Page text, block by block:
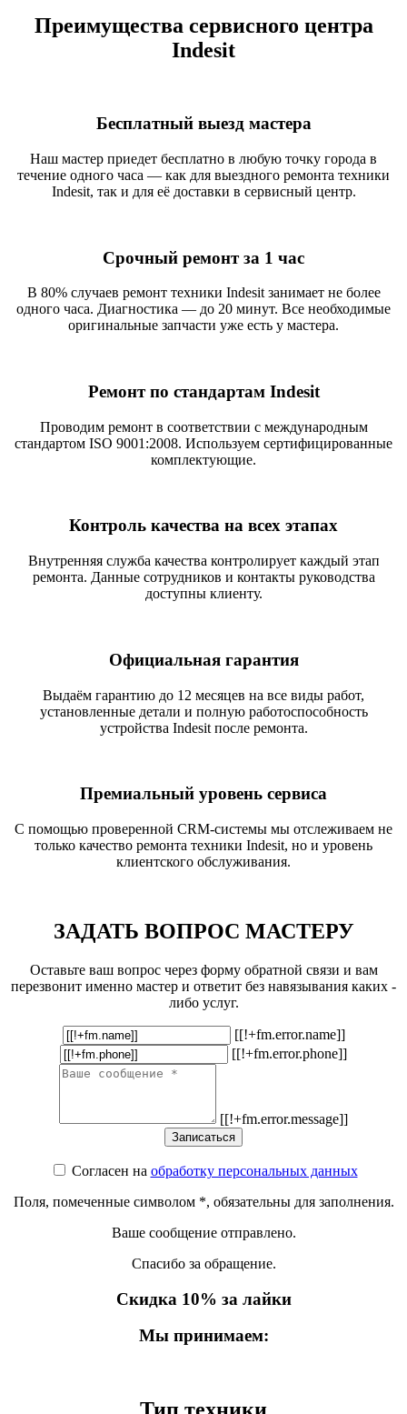
Преимущества сервисного центра
Indesit
Бесплатный выезд мастера
Наш мастер приедет бесплатно в любую точку города в
течение одного часа — как для выездного ремонта техники
Indesit, так и для её доставки в сервисный центр.
Срочный ремонт за 1 час
В 80% случаев ремонт техники Indesit занимает не более
одного часа. Диагностика — до 20 минут. Все необходимые
оригинальные запчасти уже есть у мастера.
Ремонт по стандартам Indesit
Проводим ремонт в соответствии с международным
стандартом ISO 9001:2008. Используем сертифицированные
комплектующие.
Контроль качества на всех этапах
Внутренняя служба качества контролирует каждый этап
ремонта. Данные сотрудников и контакты руководства
доступны клиенту.
Официальная гарантия
Выдаём гарантию до 12 месяцев на все виды работ,
установленные детали и полную работоспособность
устройства Indesit после ремонта.
Премиальный уровень сервиса
С помощью проверенной CRM-системы мы отслеживаем не
только качество ремонта техники Indesit, но и уровень
клиентского обслуживания.
ЗАДАТЬ ВОПРОС МАСТЕРУ
Оставьте ваш вопрос через форму обратной связи и вам
перезвонит именно мастер и ответит без навязывания каких -
либо услуг.
[[!+fm.error.name]]
[[!+fm.error.phone]]
[[!+fm.error.message]]
Согласен на обработку персональных данных
Поля, помеченные символом *, обязательны для заполнения.
Ваше сообщение отправлено.
Спасибо за обращение.
Скидка 10% за лайки
Мы принимаем: